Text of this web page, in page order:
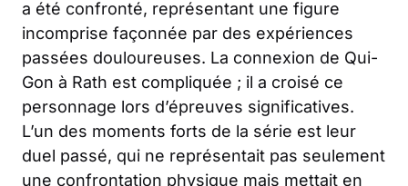
a été confronté, représentant une figure
incomprise façonnée par des expériences
passées douloureuses. La connexion de Qui-
Gon à Rath est compliquée ; il a croisé ce
personnage lors d’épreuves significatives.
L’un des moments forts de la série est leur
duel passé, qui ne représentait pas seulement
une confrontation physique mais mettait en